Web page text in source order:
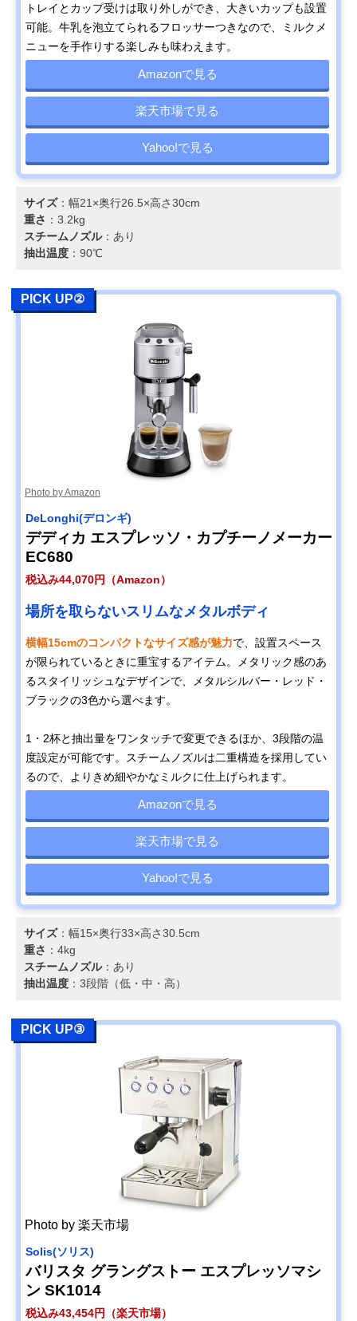
トレイとカップ受けは取り外しができ、大きいカップも設置
可能。牛乳を泡立てられるフロッサーつきなので、ミルクメ
ニューを手作りする楽しみも味わえます。
Amazonで見る
楽天市場で見る
Yahoo!で見る
サイズ：幅21×奥行26.5×高さ30cm
重さ ：3.2kg
スチームノズル：あり
抽出温度 ：90℃
PICK UP②
Photo by Amazon
DeLonghi(デロンギ)
デディカ エスプレッソ・カプチーノメーカー
EC680
税込み44,070円（Amazon）
場所を取らないスリムなメタルボディ
横幅15cmのコンパクトなサイズ感が魅力で、設置スペース
が限られているときに重宝するアイテム。メタリック感のあ
るスタイリッシュなデザインで、メタルシルバー・レッド・
ブラックの3色から選べます。
1・2杯と抽出量をワンタッチで変更できるほか、3段階の温
度設定が可能です。スチームノズルは二重構造を採用してい
るので、よりきめ細やかなミルクに仕上げられます。
Amazonで見る
楽天市場で見る
Yahoo!で見る
サイズ：幅15×奥行33×高さ30.5cm
重さ ：4kg
スチームノズル：あり
抽出温度 ：3段階（低・中・高）
PICK UP③
Photo by 楽天市場
Solis(ソリス)
バリスタ グラングストー エスプレッソマシ
ン SK1014
税込み43,454円（楽天市場）